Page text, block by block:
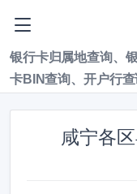
银行卡归属地查询、
卡BIN查询、开户行
咸宁各